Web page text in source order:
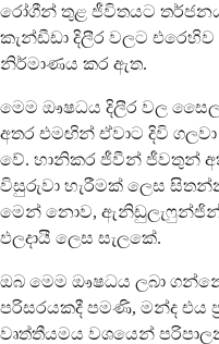
රෝගීන් තුළ ජීවිතයට
කැන්ඩීඩා දිලීර වලට
නිර්මාණය කර ඇත.
මෙම ඖෂධය දිලීර වල සෛල
අතර එමඟින් ඒවාට දිවි
වේ. හානිකර ජීවීන් ජීවතුන්
විසුරුවා හැරීමක් ලෙස
මෙන් නොව, ඇනිඩුලැෆුන්ජින්
ඵලදායී ලෙස සැලකේ.
ඔබ මෙම ඖෂධය ලබා
පරිසරයකදී පමණි, මන්ද එය
වෘත්තීයමය වශයෙන්